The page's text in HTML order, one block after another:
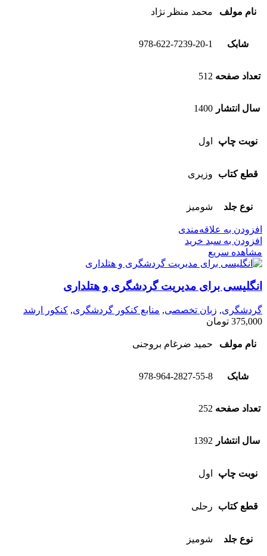
نام مولف محمد منظر نژاد
شابک 978-622-7239-20-1
تعداد صفحه 512
سال انتشار 1400
نوبت چاپ اول
قطع کتاب وزیری
نوع جلد شومیز
افزودن به علاقه‌مندی
افزودن به سبد خرید
مشاهده سریع
انگلیسی برای مدیریت گردشگری و هتلداری
گردشگری, زبان تخصصی, منابع کنکور گردشگری, کنکور ارشد
375,000 تومان
نام مولف حمید ضرغام بروجنی
شابک 978-964-2827-55-8
تعداد صفحه 252
سال انتشار 1392
نوبت چاپ اول
قطع کتاب رحلی
نوع جلد شومیز